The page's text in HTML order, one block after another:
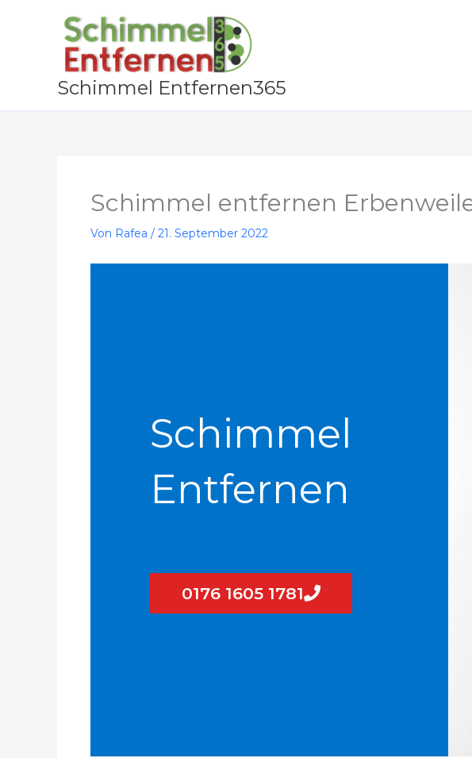
Schimmel Entfernen365
Schimmel entfernen
Von Rafea / 21. September 2022
Schimmel
Entfernen
0176 1605 1781